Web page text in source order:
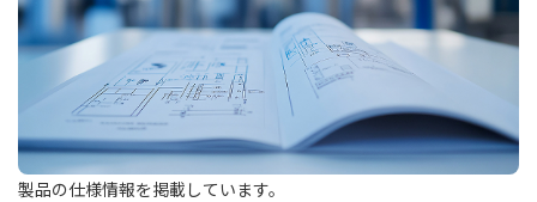
製品の仕様情報を掲載しています。